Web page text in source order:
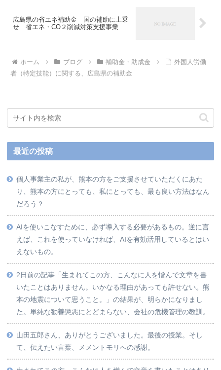
広島県の省エネ補助金 国の補助に上乗
せ 省エネ・CO２削減対策支援事業
ホーム ブログ 補助金・助成金
外国人労働
者（特定技能）に関する、広島県の補助金
最近の投稿
個人事業主の私が、熊本の方をご支援させていただくにあた
り、熊本の方にとっても、私にとっても、最も良い方法はなん
だろう？
AIを使いこなすために、必ず導入する必要があるもの。逆に言
えば、これを使っていなければ、AIを有効活用しているとはい
えないもの。
2日前の記事「生まれてこの方、こんなに人を憎んで文章を書
いたことはありません。いかなる理由があっても許せない。熊
本の地震について思うこと。」の結果が、明らかになりまし
た。単純な勧善懲悪にとどまらない、会社の危機管理の教訓。
山田五郎さん、ありがとうございました。最後の授業。そし
て、伝えたい言葉、メメントモリへの感謝。